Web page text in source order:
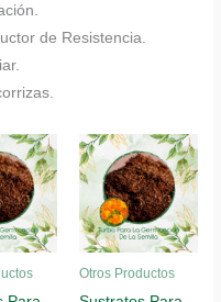
de Resistencia.
Otros Productos